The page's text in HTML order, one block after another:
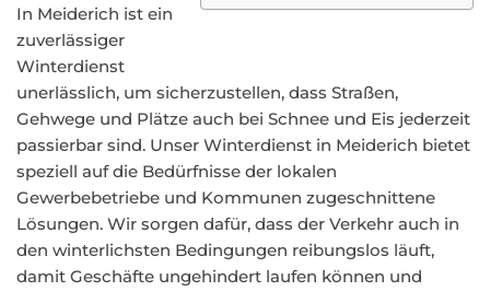
In Meiderich ist ein
zuverlässiger
Winterdienst
unerlässlich, um sicherzustellen, dass Straßen,
Gehwege und Plätze auch bei Schnee und Eis jederzeit
passierbar sind. Unser Winterdienst in Meiderich bietet
speziell auf die Bedürfnisse der lokalen
Gewerbebetriebe und Kommunen zugeschnittene
Lösungen. Wir sorgen dafür, dass der Verkehr auch in
den winterlichsten Bedingungen reibungslos läuft,
damit Geschäfte ungehindert laufen können und